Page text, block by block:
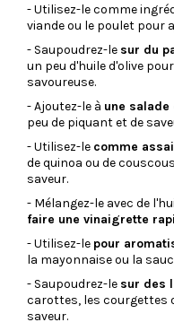
- Utilisez-le comme
viande ou le poulet pour
- Saupoudrez-le sur du
un peu d'huile d'olive
savoureuse.
- Ajoutez-le à une
peu de piquant et de
- Utilisez-le comme
de quinoa ou de
saveur.
- Mélangez-le avec de
faire une vinaigrette
- Utilisez-le pour
la mayonnaise ou la
- Saupoudrez-le sur des
carottes, les courgettes
saveur.